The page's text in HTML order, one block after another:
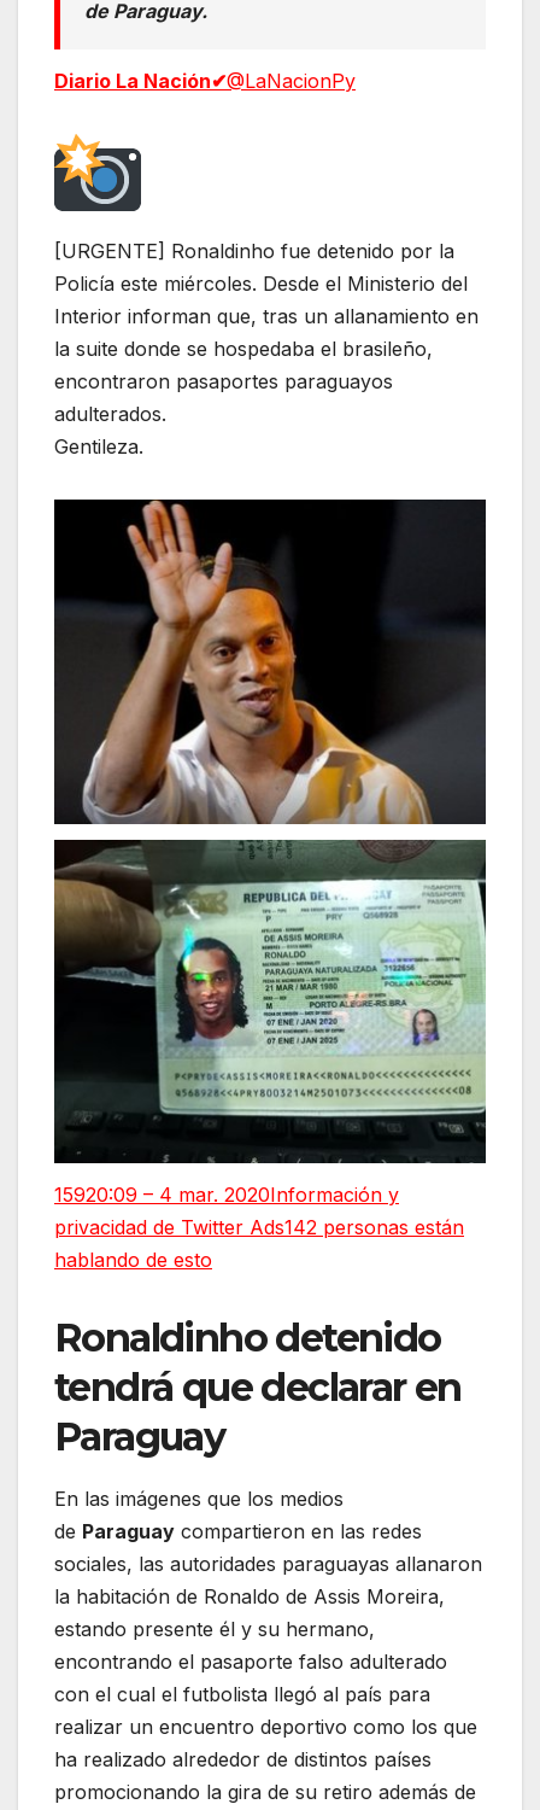
de Paraguay.
Diario La Nación✔@LaNacionPy
[URGENTE] Ronaldinho fue detenido por la
Policía este miércoles. Desde el Ministerio del
Interior informan que, tras un allanamiento en
la suite donde se hospedaba el brasileño,
encontraron pasaportes paraguayos
adulterados.
Gentileza.
15920:09 – 4 mar. 2020Información y
privacidad de Twitter Ads142 personas están
hablando de esto
Ronaldinho detenido
tendrá que declarar en
Paraguay
En las imágenes que los medios
de Paraguay compartieron en las redes
sociales, las autoridades paraguayas allanaron
la habitación de Ronaldo de Assis Moreira,
estando presente él y su hermano,
encontrando el pasaporte falso adulterado
con el cual el futbolista llegó al país para
realizar un encuentro deportivo como los que
ha realizado alrededor de distintos países
promocionando la gira de su retiro además de